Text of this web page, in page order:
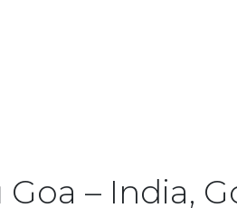
– India,